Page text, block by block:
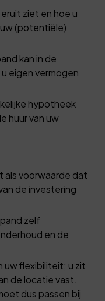
ziet en hoe u
(potentiële)
kan in de
eigen vermogen
hypotheek
huur van uw
als voorwaarde dat
de investering
zelf
en de
uw flexibiliteit; u zit
de locatie vast.
dus passen bij